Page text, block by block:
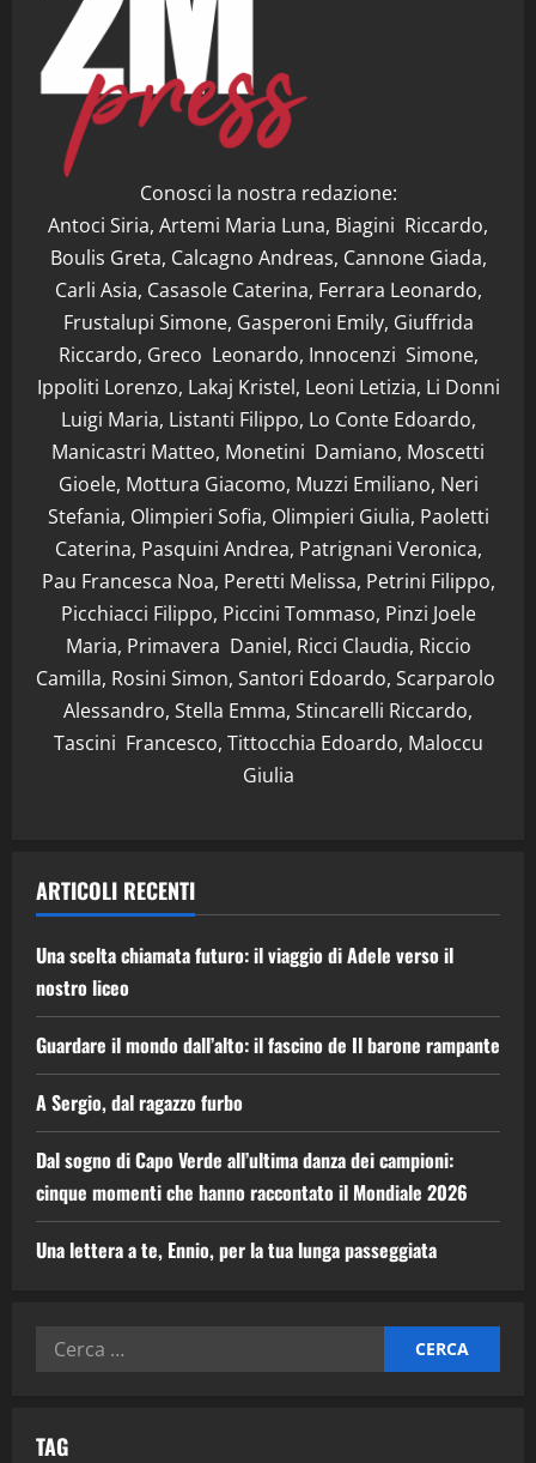
Conosci la nostra redazione:
Antoci Siria, Artemi Maria Luna, Biagini Riccardo,
Boulis Greta, Calcagno Andreas, Cannone Giada,
Carli Asia, Casasole Caterina, Ferrara Leonardo,
Frustalupi Simone, Gasperoni Emily, Giuffrida
Riccardo, Greco Leonardo, Innocenzi Simone,
Ippoliti Lorenzo, Lakaj Kristel, Leoni Letizia, Li Donni
Luigi Maria, Listanti Filippo, Lo Conte Edoardo,
Manicastri Matteo, Monetini Damiano, Moscetti
Gioele, Mottura Giacomo, Muzzi Emiliano, Neri
Stefania, Olimpieri Sofia, Olimpieri Giulia, Paoletti
Caterina, Pasquini Andrea, Patrignani Veronica,
Pau Francesca Noa, Peretti Melissa, Petrini Filippo,
Picchiacci Filippo, Piccini Tommaso, Pinzi Joele
Maria, Primavera Daniel, Ricci Claudia, Riccio
Camilla, Rosini Simon, Santori Edoardo, Scarparolo
Alessandro, Stella Emma, Stincarelli Riccardo,
Tascini Francesco, Tittocchia Edoardo, Maloccu
Giulia
ARTICOLI RECENTI
Una scelta chiamata futuro: il viaggio di Adele verso il
nostro liceo
Guardare il mondo dall’alto: il fascino de Il barone rampante
A Sergio, dal ragazzo furbo
Dal sogno di Capo Verde all’ultima danza dei campioni:
cinque momenti che hanno raccontato il Mondiale 2026
Una lettera a te, Ennio, per la tua lunga passeggiata
TAG